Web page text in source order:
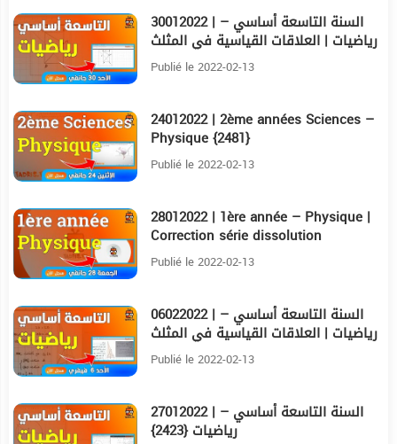
25:17 30012022 | السنة التاسعة أساسي –
رياضيات | العلاقات القياسية في المثلث
القائم {2476}
Publié le 2022-02-13
32:59 24012022 | 2ème années Sciences –
Physique {2481}
Publié le 2022-02-13
16:54 28012022 | 1ère année – Physique |
Correction série dissolution
concentration et solubilité {2483}
Publié le 2022-02-13
23:48 06022022 | السنة التاسعة أساسي –
رياضيات | العلاقات القياسية في المثلث
القائم {2497}
Publié le 2022-02-13
16:2 27012022 | السنة التاسعة أساسي –
رياضيات {2423}